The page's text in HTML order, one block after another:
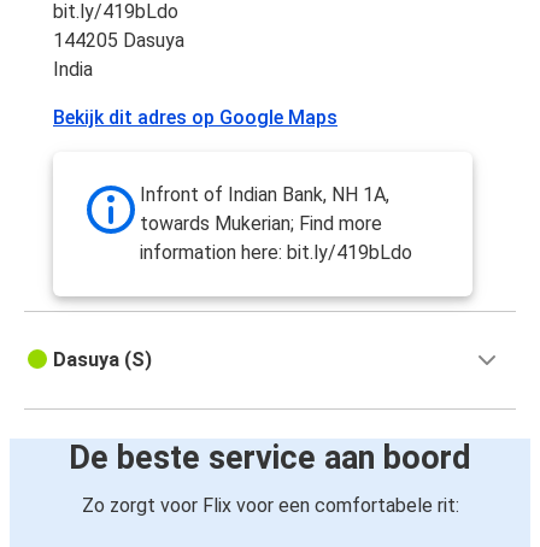
bit.ly/419bLdo
144205 Dasuya
India
Bekijk dit adres op Google Maps
Infront of Indian Bank, NH 1A,
towards Mukerian; Find more
information here: bit.ly/419bLdo
Dasuya (S)
De beste service aan boord
Zo zorgt voor Flix voor een comfortabele rit: